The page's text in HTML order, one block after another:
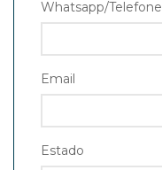
Whatsapp/Telefone
Email
Estado